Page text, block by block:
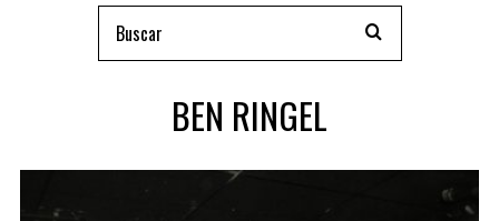
BEN RINGEL